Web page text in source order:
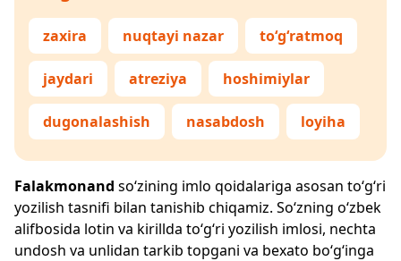
zaxira nuqtayi nazar to‘g‘ratmoq
jaydari atreziya hoshimiylar
dugonalashish nasabdosh loyiha
Falakmonand so‘zining imlo qoidalariga asosan to‘g‘ri
yozilish tasnifi bilan tanishib chiqamiz. So‘zning o‘zbek
alifbosida lotin va kirillda to‘g‘ri yozilish imlosi, nechta
undosh va unlidan tarkib topgani va bexato bo‘g‘inga